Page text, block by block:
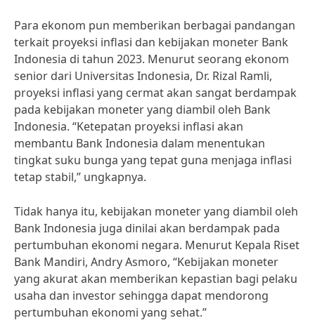
Para ekonom pun memberikan berbagai pandangan
terkait proyeksi inflasi dan kebijakan moneter Bank
Indonesia di tahun 2023. Menurut seorang ekonom
senior dari Universitas Indonesia, Dr. Rizal Ramli,
proyeksi inflasi yang cermat akan sangat berdampak
pada kebijakan moneter yang diambil oleh Bank
Indonesia. “Ketepatan proyeksi inflasi akan
membantu Bank Indonesia dalam menentukan
tingkat suku bunga yang tepat guna menjaga inflasi
tetap stabil,” ungkapnya.
Tidak hanya itu, kebijakan moneter yang diambil oleh
Bank Indonesia juga dinilai akan berdampak pada
pertumbuhan ekonomi negara. Menurut Kepala Riset
Bank Mandiri, Andry Asmoro, “Kebijakan moneter
yang akurat akan memberikan kepastian bagi pelaku
usaha dan investor sehingga dapat mendorong
pertumbuhan ekonomi yang sehat.”